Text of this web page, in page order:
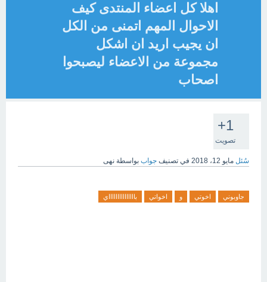
اهلا كل اعضاء المنتدى كيف
الاحوال المهم اتمنى من الكل
ان يجيب اريد ان اشكل
مجموعة من الاعضاء ليصبحوا
اصحاب
+1
تصويت
سُئل مايو 12، 2018 في تصنيف جواب بواسطة نهى
جاوبوني اخوتي و اخواتي باااااااااااااااي